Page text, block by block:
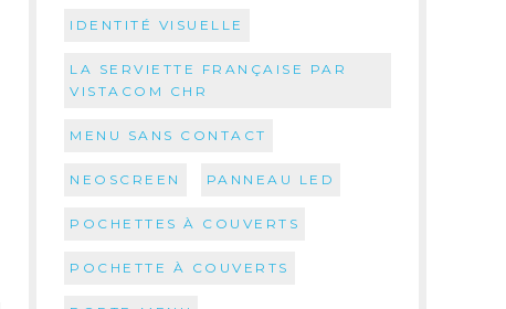
IDENTITÉ VISUELLE
LA SERVIETTE FRANÇAISE PAR
VISTACOM CHR
MENU SANS CONTACT
NEOSCREEN PANNEAU LED
POCHETTES À COUVERTS
POCHETTE À COUVERTS